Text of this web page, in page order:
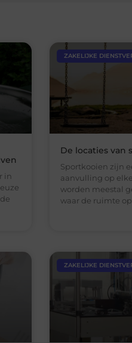
in
ZAKELIJKE
De locaties van
Sportkooien zijn
aanvulling op
worden meestal
waar de ruimte
ZAKELIJKE